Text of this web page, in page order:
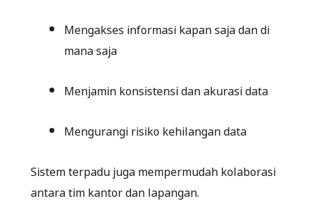
Mengakses informasi kapan saja dan di
mana saja
Menjamin konsistensi dan akurasi data
Mengurangi risiko kehilangan data
Sistem terpadu juga mempermudah kolaborasi
antara tim kantor dan lapangan.